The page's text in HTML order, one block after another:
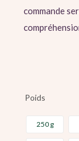
commande
Poids
250 g